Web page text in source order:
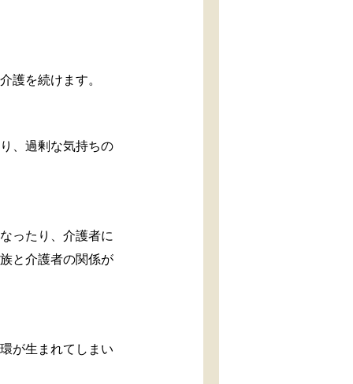
護を続けます。
、過剰な気持ちの
ったり、介護者に
と介護者の関係が
が生まれてしまい